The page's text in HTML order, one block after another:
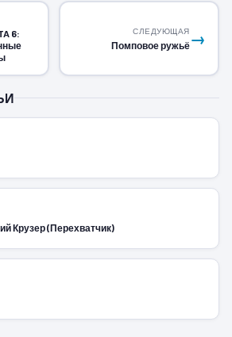
6:
→
СЛЕДУЮЩАЯ
Помповое ружьё
Крузер (Перехватчик)